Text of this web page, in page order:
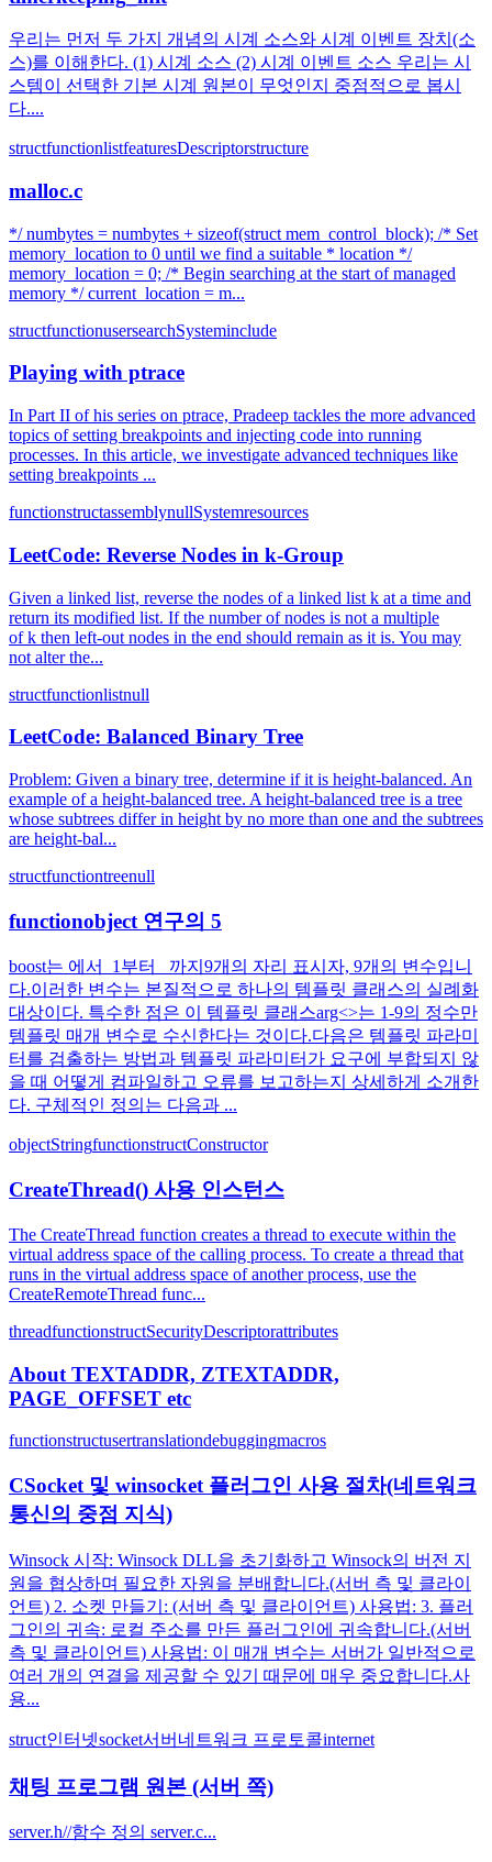
우리는 먼저 두 가지 개념의 시계 소스와 시계 이벤트 장치(소
스)를 이해한다. (1) 시계 소스 (2) 시계 이벤트 소스 우리는 시
스템이 선택한 기본 시계 원본이 무엇인지 중점적으로 봅시
다....
structfunctionlistfeaturesDescriptorstructure
malloc.c
*/ numbytes = numbytes + sizeof(struct mem_control_block); /* Set
memory_location to 0 until we find a suitable * location */
memory_location = 0; /* Begin searching at the start of managed
memory */ current_location = m...
structfunctionusersearchSysteminclude
Playing with ptrace
In Part II of his series on ptrace, Pradeep tackles the more advanced
topics of setting breakpoints and injecting code into running
processes. In this article, we investigate advanced techniques like
setting breakpoints ...
functionstructassemblynullSystemresources
LeetCode: Reverse Nodes in k-Group
Given a linked list, reverse the nodes of a linked list k at a time and
return its modified list. If the number of nodes is not a multiple
of k then left-out nodes in the end should remain as it is. You may
not alter the...
structfunctionlistnull
LeetCode: Balanced Binary Tree
Problem: Given a binary tree, determine if it is height-balanced. An
example of a height-balanced tree. A height-balanced tree is a tree
whose subtrees differ in height by no more than one and the subtrees
are height-bal...
structfunctiontreenull
functionobject 연구의 5
boost는 에서_1부터 _까지9개의 자리 표시자, 9개의 변수입니
다.이러한 변수는 본질적으로 하나의 템플릿 클래스의 실례화
대상이다. 특수한 점은 이 템플릿 클래스arg<>는 1-9의 정수만
템플릿 매개 변수로 수신한다는 것이다.다음은 템플릿 파라미
터를 검출하는 방법과 템플릿 파라미터가 요구에 부합되지 않
을 때 어떻게 컴파일하고 오류를 보고하는지 상세하게 소개한
다. 구체적인 정의는 다음과 ...
objectStringfunctionstructConstructor
CreateThread() 사용 인스턴스
The CreateThread function creates a thread to execute within the
virtual address space of the calling process. To create a thread that
runs in the virtual address space of another process, use the
CreateRemoteThread func...
threadfunctionstructSecurityDescriptorattributes
About TEXTADDR, ZTEXTADDR,
PAGE_OFFSET etc
functionstructusertranslationdebuggingmacros
CSocket 및 winsocket 플러그인 사용 절차(네트워크
통신의 중점 지식)
Winsock 시작: Winsock DLL을 초기화하고 Winsock의 버전 지
원을 협상하며 필요한 자원을 분배합니다.(서버 측 및 클라이
언트) 2. 소켓 만들기: (서버 측 및 클라이언트) 사용법: 3. 플러
그인의 귀속: 로컬 주소를 만든 플러그인에 귀속합니다.(서버
측 및 클라이언트) 사용법: 이 매개 변수는 서버가 일반적으로
여러 개의 연결을 제공할 수 있기 때문에 매우 중요합니다.사
용...
struct인터넷socket서버 네트워크 프로토콜internet
채팅 프로그램 원본 (서버 쪽)
server.h//함수 정의 server.c...